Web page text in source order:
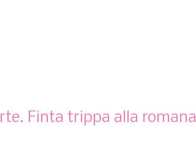
Finta trippa alla romana